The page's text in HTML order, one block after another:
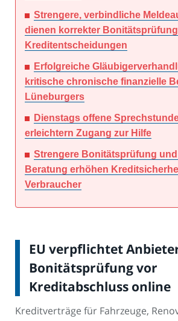
Strengere, verbindliche
dienen korrekter
Kreditentscheidungen
Erfolgreiche
kritische chronische finanzielle
Lüneburgers
Dienstags offene
erleichtern Zugang zur Hilfe
Strengere Bonitätsprüfung
Beratung erhöhen
Verbraucher
EU verpflichtet
Bonitätsprüfung vor
Kreditabschluss online
Kreditverträge für Fahrzeuge,